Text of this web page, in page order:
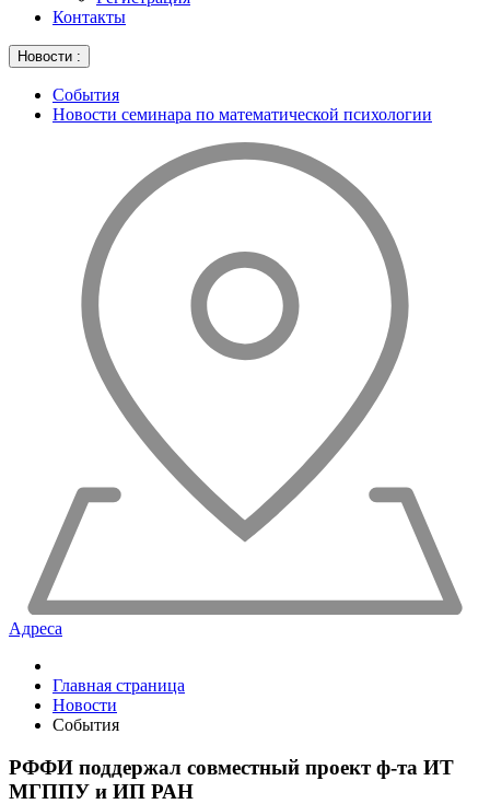
Контакты
Новости :
События
Новости семинара по математической психологии
Адреса
Главная страница
Новости
События
РФФИ поддержал совместный проект ф-та ИТ
МГППУ и ИП РАН